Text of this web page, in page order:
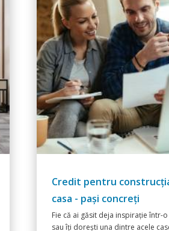
Proiect casa - unde
economisești și unde nu
Când planifici un proiect casa,
importante întrebări este Unde